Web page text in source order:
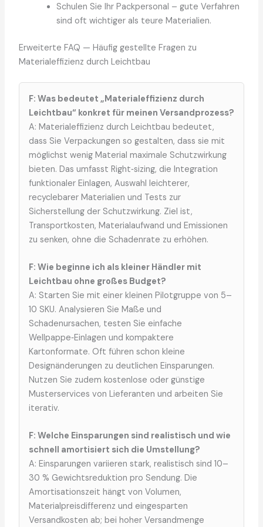
Schulen Sie Ihr Packpersonal – gute Verfahren
sind oft wichtiger als teure Materialien.
Erweiterte FAQ — Häufig gestellte Fragen zu
Materialeffizienz durch Leichtbau
F: Was bedeutet „Materialeffizienz durch
Leichtbau“ konkret für meinen Versandprozess?
A: Materialeffizienz durch Leichtbau bedeutet,
dass Sie Verpackungen so gestalten, dass sie mit
möglichst wenig Material maximale Schutzwirkung
bieten. Das umfasst Right‑sizing, die Integration
funktionaler Einlagen, Auswahl leichterer,
recyclebarer Materialien und Tests zur
Sicherstellung der Schutzwirkung. Ziel ist,
Transportkosten, Materialaufwand und Emissionen
zu senken, ohne die Schadenrate zu erhöhen.
F: Wie beginne ich als kleiner Händler mit
Leichtbau ohne großes Budget?
A: Starten Sie mit einer kleinen Pilotgruppe von 5–
10 SKU. Analysieren Sie Maße und
Schadenursachen, testen Sie einfache
Wellpappe‑Einlagen und kompaktere
Kartonformate. Oft führen schon kleine
Designänderungen zu deutlichen Einsparungen.
Nutzen Sie zudem kostenlose oder günstige
Musterservices von Lieferanten und arbeiten Sie
iterativ.
F: Welche Einsparungen sind realistisch und wie
schnell amortisiert sich die Umstellung?
A: Einsparungen variieren stark, realistisch sind 10–
30 % Gewichtsreduktion pro Sendung. Die
Amortisationszeit hängt von Volumen,
Materialpreisdifferenz und eingesparten
Versandkosten ab; bei hoher Versandmenge